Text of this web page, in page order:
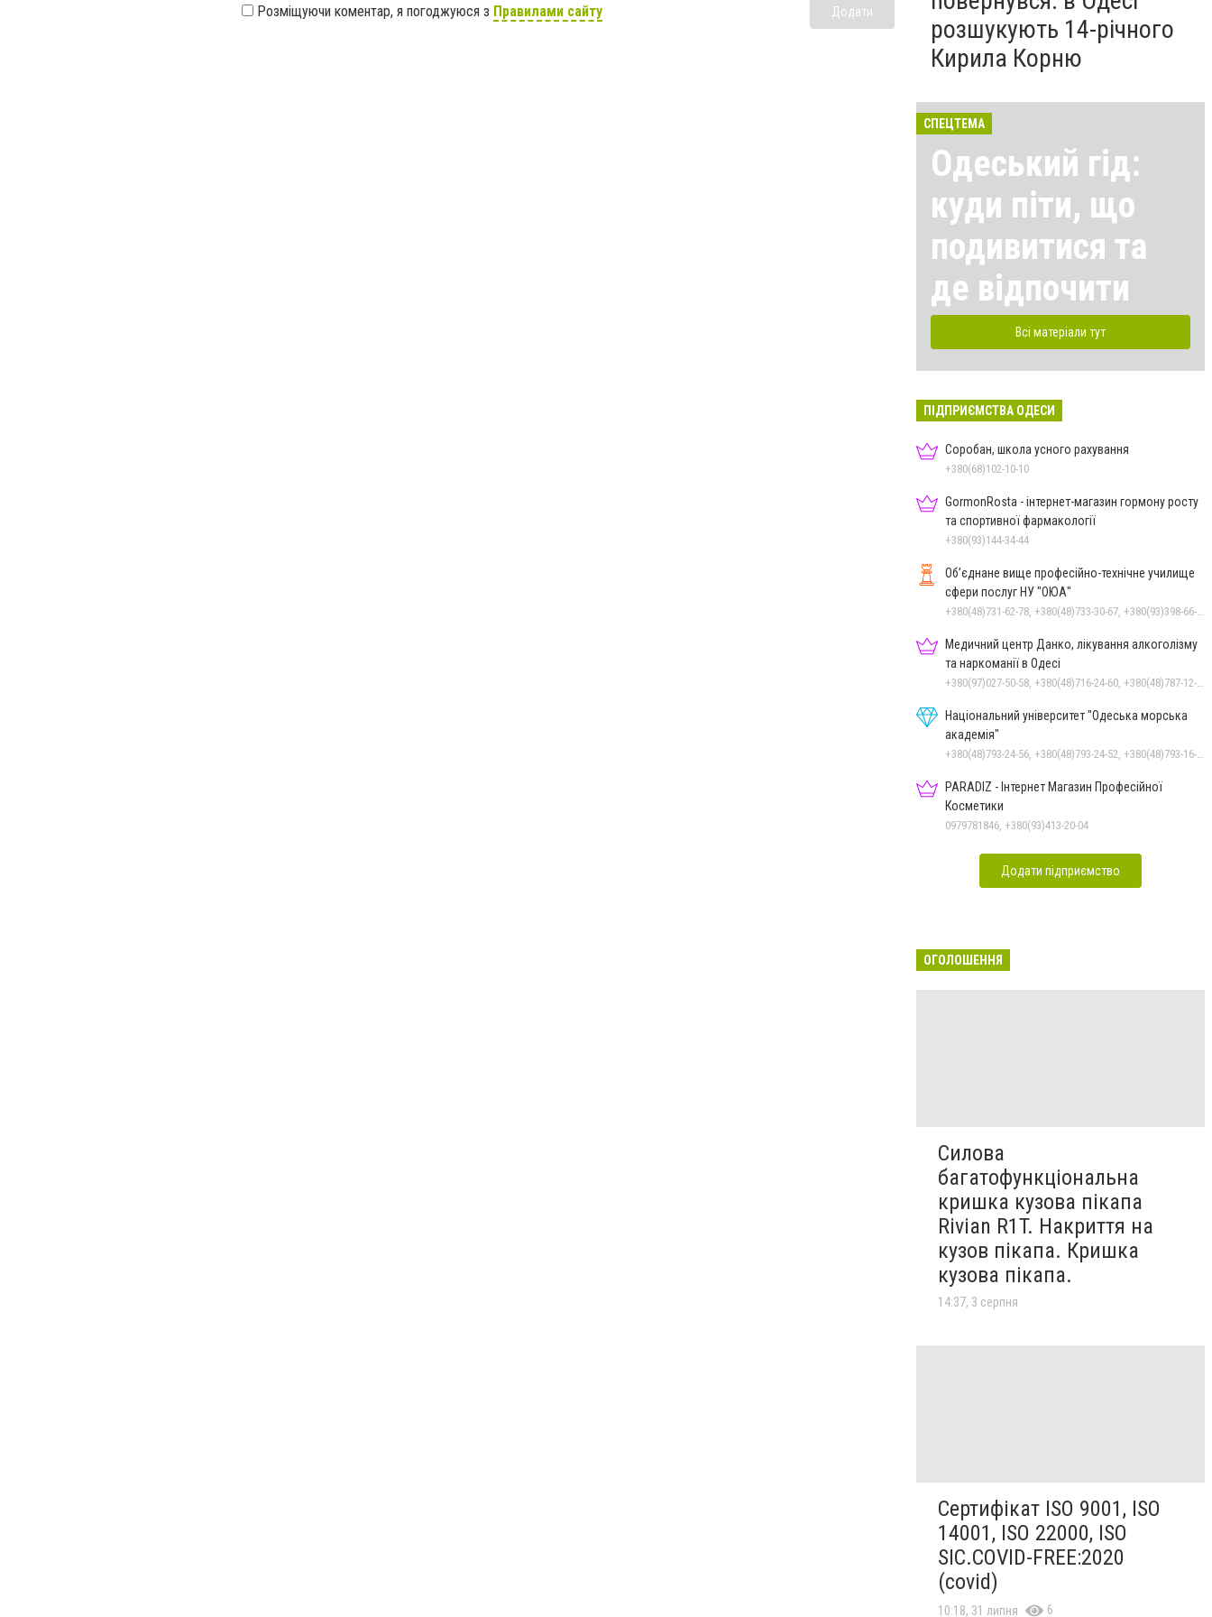
Розміщуючи коментар, я погоджуюся з Правилами сайту Додати
розшукують 14-річного
Кирила Корню
СПЕЦТЕМА
Одеський гід:
куди піти, що
подивитися та
де відпочити
Всі матеріали тут
ПІДПРИЄМСТВА ОДЕСИ
Соробан, школа усного рахування
+380(68)102-10-10
GormonRosta - інтернет-магазин гормону росту
та спортивної фармакології
+380(93)144-34-44
Об’єднане вище професійно-технічне училище
сфери послуг НУ "ОЮА"
Медичний центр Данко, лікування алкоголізму
та наркоманії в Одесі
Національний університет "Одеська морська
академія"
PARADIZ - Інтернет Магазин Професійної
Косметики
0979781846, +380(93)413-20-04
Додати підприємство
ОГОЛОШЕННЯ
Силова
багатофункціональна
кришка кузова пікапа
Rivian R1T. Накриття на
кузов пікапа. Кришка
кузова пікапа.
14:37, 3 серпня
Сертифікат ISO 9001, ISO
14001, ISO 22000, ISO
SIC.COVID-FREE:2020
(covid)
10:18, 31 липня 6